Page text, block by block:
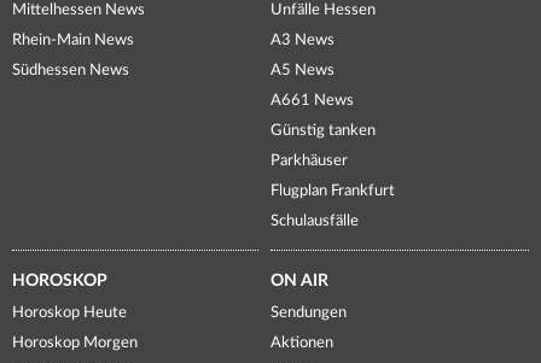
Mittelhessen News
Rhein-Main News
Südhessen News
Unfälle Hessen
A3 News
A5 News
A661 News
Günstig tanken
Parkhäuser
Flugplan Frankfurt
Schulausfälle
HOROSKOP
Horoskop Heute
Horoskop Morgen
ON AIR
Sendungen
Aktionen